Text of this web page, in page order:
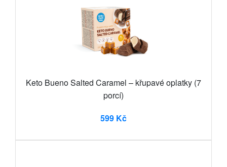
Keto Bueno Salted Caramel – křupavé oplatky (7
porcí)
599 Kč